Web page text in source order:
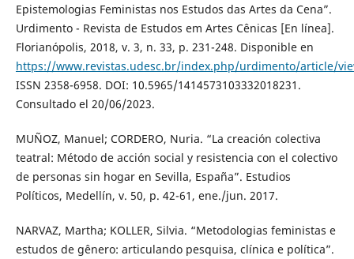
Epistemologias Feministas nos Estudos das Artes da Cena”.
Urdimento - Revista de Estudos em Artes Cênicas [En línea].
Florianópolis, 2018, v. 3, n. 33, p. 231-248. Disponible en
https://www.revistas.udesc.br/index.php/urdimento/article/
ISSN 2358-6958. DOI: 10.5965/1414573103332018231.
Consultado el 20/06/2023.
MUÑOZ, Manuel; CORDERO, Nuria. “La creación colectiva
teatral: Método de acción social y resistencia con el colectivo
de personas sin hogar en Sevilla, España”. Estudios
Políticos, Medellín, v. 50, p. 42-61, ene./jun. 2017.
NARVAZ, Martha; KOLLER, Silvia. “Metodologias feministas e
estudos de gênero: articulando pesquisa, clínica e política”.